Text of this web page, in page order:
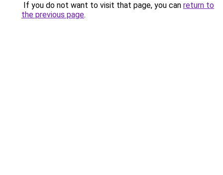
If you do not want to visit that page, you can return to
the previous page.